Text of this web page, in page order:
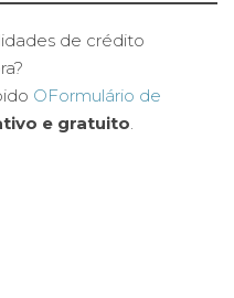
de crédito
OFormulário de
e gratuito.